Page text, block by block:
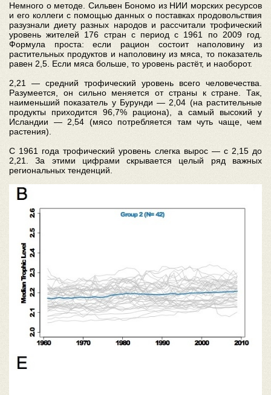
Немного о методе. Сильвен Бономо из НИИ морских ресурсов
и его коллеги с помощью данных о поставках продовольствия
разузнали диету разных народов и рассчитали трофический
уровень жителей 176 стран с период с 1961 по 2009 год.
Формула проста: если рацион состоит наполовину из
растительных продуктов и наполовину из мяса, то показатель
равен 2,5. Если мяса больше, то уровень растёт, и наоборот.
2,21 — средний трофический уровень всего человечества.
Разумеется, он сильно меняется от страны к стране. Так,
наименьший показатель у Бурунди — 2,04 (на растительные
продукты приходится 96,7% рациона), а самый высокий у
Исландии — 2,54 (мясо потребляется там чуть чаще, чем
растения).
С 1961 года трофический уровень слегка вырос — с 2,15 до
2,21. За этими цифрами скрывается целый ряд важных
региональных тенденций.